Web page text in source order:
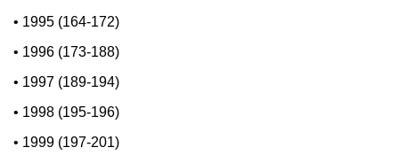
• 1995 (164-172)
• 1996 (173-188)
• 1997 (189-194)
• 1998 (195-196)
• 1999 (197-201)